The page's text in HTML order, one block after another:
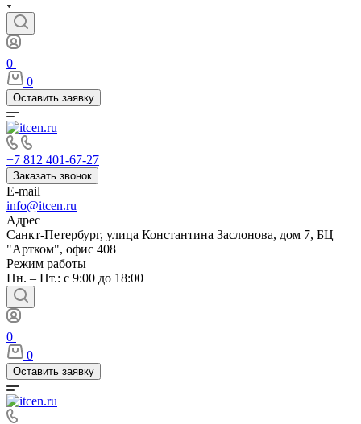
0
0
Оставить заявку
+7 812 401-67-27
Заказать звонок
E-mail
info@itcen.ru
Адрес
Санкт-Петербург, улица Константина Заслонова, дом 7, БЦ
"Артком", офис 408
Режим работы
Пн. – Пт.: с 9:00 до 18:00
0
0
Оставить заявку